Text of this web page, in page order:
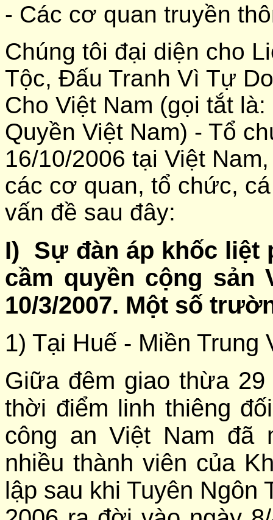
- Các cơ quan truyền
Chúng tôi đại diện cho
Tộc, Đấu Tranh Vì Tự
Cho Việt Nam (gọi tắt
Quyền Việt Nam) - Tổ
16/10/2006 tại Việt
các cơ quan, tổ chức,
vấn đề sau đây:
I) Sự đàn áp khốc liệt
cầm quyền cộng sản
10/3/2007. Một số
1) Tại Huế - Miền Trung
Giữa đêm giao thừa
thời điểm linh thiêng
công an Việt Nam
nhiều thành viên của
lập sau khi Tuyên Ngôn